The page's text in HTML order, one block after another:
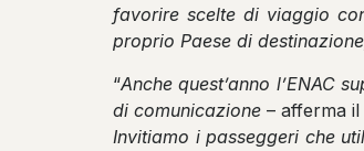
favorire scelte di viaggio
proprio Paese di
“Anche quest’anno l’ENAC
di comunicazione – afferma il
Invitiamo i passeggeri che